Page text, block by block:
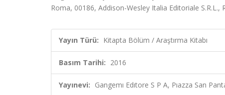
Roma, 00186, Addison-Wesley Italia Editoriale S.R.L.,
Yayın Türü: Kitapta Bölüm / Araştırma Kitabı
Basım Tarihi: 2016
Yayınevi: Gangemı Edıtore S P A, Pıazza San